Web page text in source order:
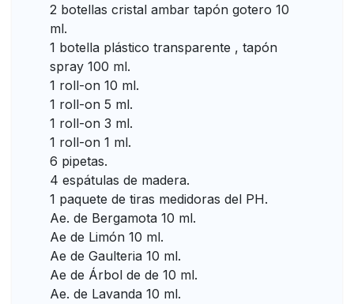
2 botellas cristal ambar tapón gotero 10
ml.
1 botella plástico transparente , tapón
spray 100 ml.
1 roll-on 10 ml.
1 roll-on 5 ml.
1 roll-on 3 ml.
1 roll-on 1 ml.
6 pipetas.
4 espátulas de madera.
1 paquete de tiras medidoras del PH.
Ae. de Bergamota 10 ml.
Ae de Limón 10 ml.
Ae de Gaulteria 10 ml.
Ae de Árbol de de 10 ml.
Ae. de Lavanda 10 ml.